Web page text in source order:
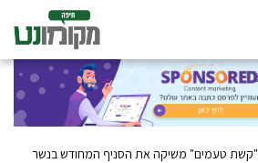
"קשת טעמים" משיקה את הסניף המחודש בנשר